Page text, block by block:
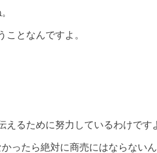
となんですよ。
るために努力しているわけです
ったら絶対に商売にはならないん